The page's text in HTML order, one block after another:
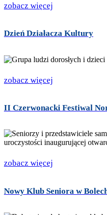
zobacz więcej
Dzień Działacza Kultury
zobacz więcej
II Czerwonacki Festiwal
zobacz więcej
Nowy Klub Seniora w